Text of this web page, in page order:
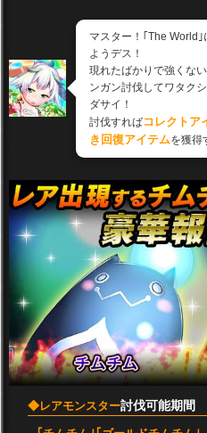
マスター！｢The World
ようデス！
現れたばかりで強くな
ンガン討伐してワタク
ダサイ！
討伐すればコレクトア
き回復アイテムを獲得
◆レアモンスター討伐可能期間